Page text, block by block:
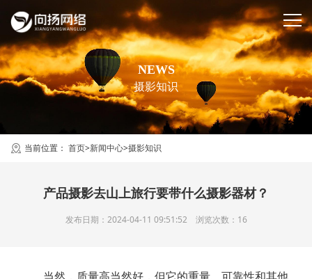
NEWS
摄影知识
当前位置： 首页>新闻中心>摄影知识
产品摄影去山上旅行要带什么摄影器材？
发布日期：2024-04-11 09:51:52 浏览次数：16
当然，质量高当然好，但它的重量、可靠性和其他